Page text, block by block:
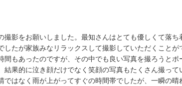
撮影をお願いしました。最知さんはとても優しくて落ち
したが家族みなリラックスして撮影していただくことが
間もあったのですが、その中でも良い写真を撮ろうとポ
結果的に泣き顔だけでなく笑顔の写真もたくさん撮って
ではなく雨が上がってすぐの時間帯でしたが、一瞬の晴